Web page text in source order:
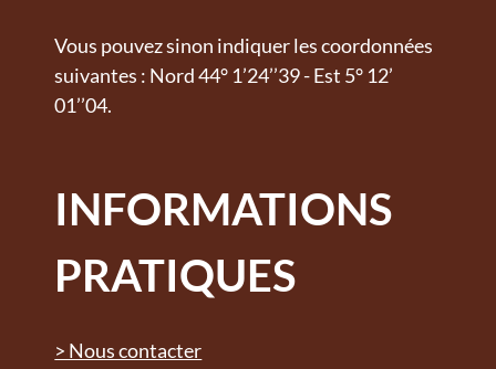
Vous pouvez sinon indiquer les coordonnées
suivantes : Nord 44° 1’24’’39 - Est 5° 12’
01’’04.
INFORMATIONS
PRATIQUES
> Nous contacter